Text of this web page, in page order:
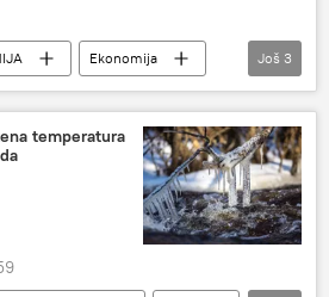
Ekonomija
Srbija
Još 3
temperatura